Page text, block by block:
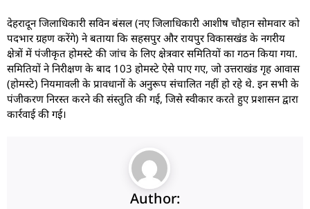
देहरादून जिलाधिकारी सविन बंसल (नए जिलाधिकारी आशीष चौहान सोमवार को
पदभार ग्रहण करेंगे) ने बताया कि सहसपुर और रायपुर विकासखंड के नगरीय
क्षेत्रों में पंजीकृत होमस्टे की जांच के लिए क्षेत्रवार समितियों का गठन किया गया.
समितियों ने निरीक्षण के बाद 103 होमस्टे ऐसे पाए गए, जो उत्तराखंड गृह आवास
(होमस्टे) नियमावली के प्रावधानों के अनुरूप संचालित नहीं हो रहे थे. इन सभी के
पंजीकरण निरस्त करने की संस्तुति की गई, जिसे स्वीकार करते हुए प्रशासन द्वारा
कार्रवाई की गई।
Author: